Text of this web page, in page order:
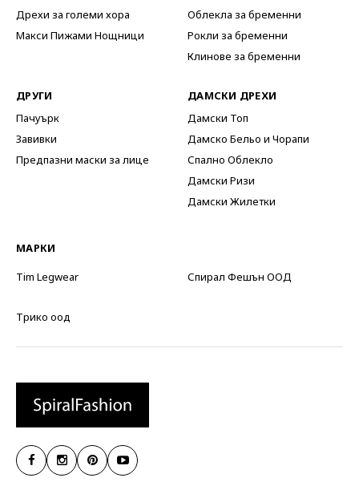
Дрехи за големи хора
Макси Пижами Нощници
Облекла за бременни
Рокли за бременни
Клинове за бременни
ДРУГИ
Пачуърк
Завивки
Предпазни маски за лице
ДАМСКИ ДРЕХИ
Дамски Топ
Дамско Бельо и Чорапи
Спално Облекло
Дамски Ризи
Дамски Жилетки
МАРКИ
Tim Legwear
Спирал Фешън ООД
Трико оод